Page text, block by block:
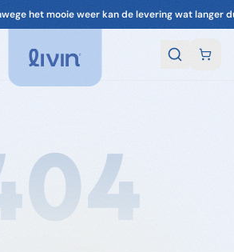
het mooie weer kan de levering wat langer